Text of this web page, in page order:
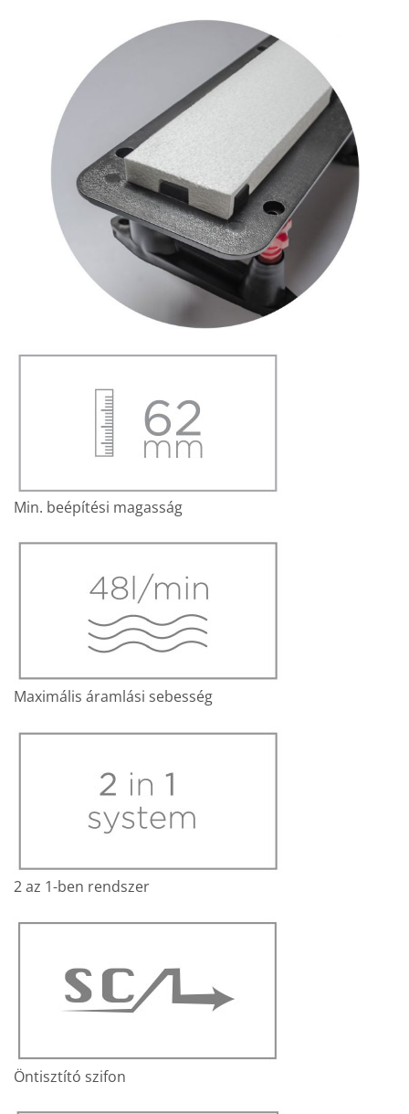
Min. beépítési magasság
Maximális áramlási sebesség
2 az 1-ben rendszer
Öntisztító szifon